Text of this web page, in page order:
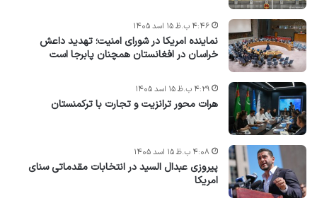
نماینده امریکا در شورای امنیت؛ تهدید داعش
خراسان در افغانستان همچنان پابرجا است
۴:۴۶ ب.ظ ۱۵ اسد ۱۴۰۵
هرات محور ترانزیت و تجارت با ترکمنستان
۴:۲۹ ب.ظ ۱۵ اسد ۱۴۰۵
پیروزی عبدال السید در انتخابات مقدماتی سنای
امریکا
۴:۰۸ ب.ظ ۱۵ اسد ۱۴۰۵